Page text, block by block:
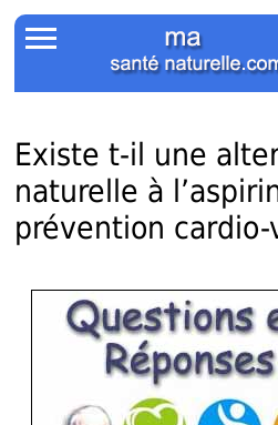
Accueil
Votre Santé
Herbier
Tests
Membres Amis
Facebook
Twitter
Existe t-il une
naturelle à
prévention cardio-